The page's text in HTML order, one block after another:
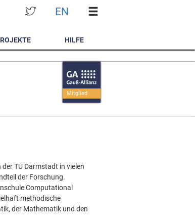
EN
HILFE
Mitglied
TU Darmstadt in vielen
der Forschung.
Computational
methodische
der Mathematik und den